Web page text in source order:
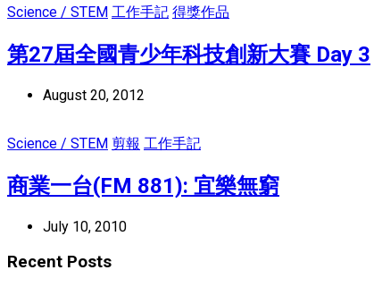
Science / STEM 工作手記 得獎作品
第27屆全國青少年科技創新大賽 Day 3
August 20, 2012
Science / STEM 剪報 工作手記
商業一台(FM 881): 宜樂無窮
July 10, 2010
Recent Posts